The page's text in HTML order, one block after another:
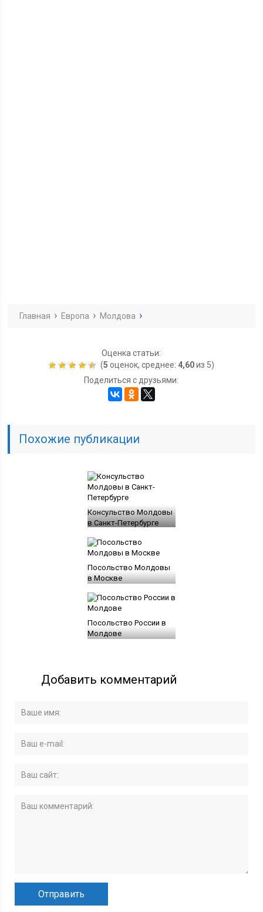
Главная Европа Молдова
Оценка статьи:
(5 оценок, среднее: 4,60из 5)
Поделиться с друзьями:
Похожие публикации
Консульство Молдовы
в Санкт-Петербурге
Посольство Молдовы
в Москве
Посольство России в
Молдове
Добавить комментарий